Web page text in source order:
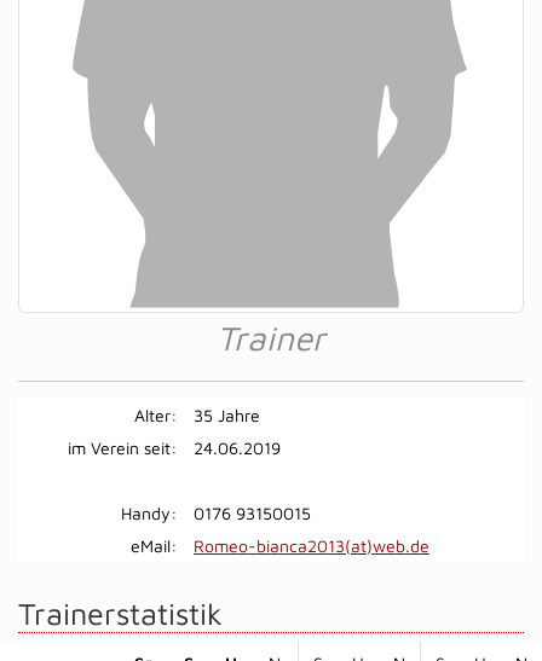
Trainer
Alter:
35 Jahre
im Verein seit:
24.06.2019
Handy:
0176 93150015
eMail:
Romeo-bianca2013(at)web.de
Trainerstatistik